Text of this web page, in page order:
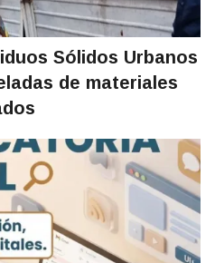
Sólidos Urbanos
de materiales